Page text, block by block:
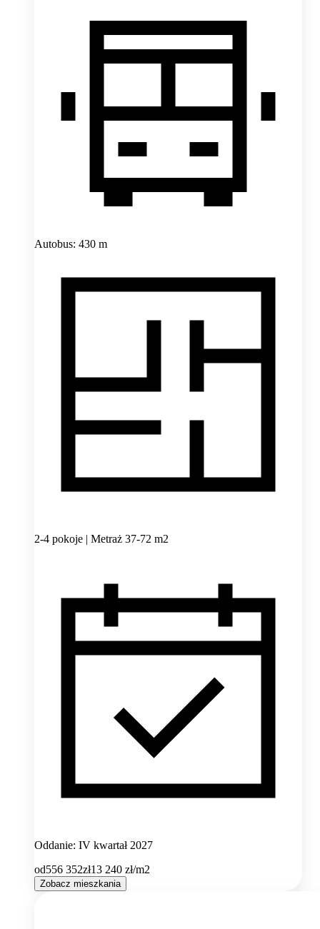
Autobus: 430 m
2-4 pokoje | Metraż 37-72 m2
Oddanie: IV kwartał 2027
od556 352zł13 240 zł/m2
Zobacz mieszkania